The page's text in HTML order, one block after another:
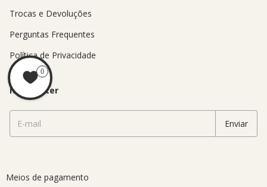
Trocas e Devoluções
Perguntas Frequentes
Política de Privacidade
Newsletter
Meios de pagamento
0